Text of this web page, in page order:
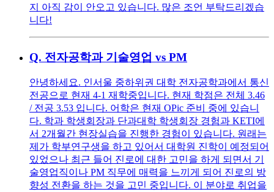
지 아직 감이 안오고 있습니다. 많은 조언 부탁드리겠습
니다!
Q. 전자공학과 기술영업 vs PM
안녕하세요. 인서울 중하위권 대학 전자공학과에서 통신
전공으로 현재 4-1 재학중입니다. 현재 학점은 전체 3.46
/ 전공 3.53 입니다. 어학은 현재 OPic 준비 중에 있습니
다. 학과 학생회장과 단과대학 학생회장 경험과 KETI에
서 2개월간 현장실습을 진행한 경험이 있습니다. 원래는
제가 학부연구생을 하고 있어서 대학원 진학이 예정되어
있었으나 최근 들어 진로에 대한 고민을 하게 되면서 기
술영업직이나 PM 직무에 매력을 느끼게 되어 진로의 방
향성 전환을 하는 것을 고민 중입니다. 이 분야로 취업을